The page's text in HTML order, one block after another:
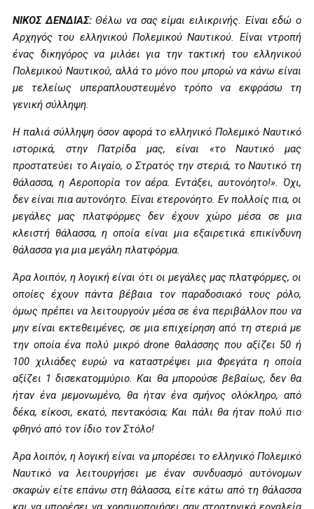
ΝΙΚΟΣ ΔΕΝΔΙΑΣ:Θέλω να σας είμαι ειλικρινής. Είναι εδώ ο
Αρχηγός του ελληνικού Πολεμικού Ναυτικού. Είναι ντροπή
ένας δικηγόρος να μιλάει για την τακτική του ελληνικού
Πολεμικού Ναυτικού, αλλά το μόνο που μπορώ να κάνω είναι
με τελείως υπεραπλουστευμένο τρόπο να εκφράσω τη
γενική σύλληψη.
Η παλιά σύλληψη όσον αφορά το ελληνικό Πολεμικό Ναυτικό
ιστορικά, στην Πατρίδα μας, είναι «το Ναυτικό μας
προστατεύει το Αιγαίο, ο Στρατός την στεριά, το Ναυτικό τη
θάλασσα, η Αεροπορία τον αέρα. Εντάξει, αυτονόητο!». Όχι,
δεν είναι πια αυτονόητο. Είναι ετερονόητο. Εν πολλοίς πια, οι
μεγάλες μας πλατφόρμες δεν έχουν χώρο μέσα σε μια
κλειστή θάλασσα, η οποία είναι μια εξαιρετικά επικίνδυνη
θάλασσα για μια μεγάλη πλατφόρμα.
Άρα λοιπόν, η λογική είναι ότι οι μεγάλες μας πλατφόρμες, οι
οποίες έχουν πάντα βέβαια τον παραδοσιακό τους ρόλο,
όμως πρέπει να λειτουργούν μέσα σε ένα περιβάλλον που να
μην είναι εκτεθειμένες, σε μια επιχείρηση από τη στεριά με
την οποία ένα πολύ μικρό drone θαλάσσης που αξίζει 50 ή
100 χιλιάδες ευρώ να καταστρέψει μια Φρεγάτα η οποία
αξίζει 1 δισεκατομμύριο. Και θα μπορούσε βεβαίως, δεν θα
ήταν ένα μεμονωμένο, θα ήταν ένα σμήνος ολόκληρο, από
δέκα, είκοσι, εκατό, πεντακόσια; Και πάλι θα ήταν πολύ πιο
φθηνό από τον ίδιο τον Στόλο!
Άρα λοιπόν, η λογική είναι να μπορέσει το ελληνικό Πολεμικό
Ναυτικό να λειτουργήσει με έναν συνδυασμό αυτόνομων
σκαφών είτε επάνω στη θάλασσα, είτε κάτω από τη θάλασσα